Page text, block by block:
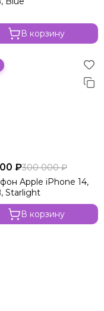
В корзину
₽300 000 ₽
Apple iPhone 14,
Starlight
В корзину